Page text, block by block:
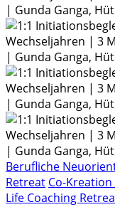
Berufliche
Retreat Co-
Life Coaching